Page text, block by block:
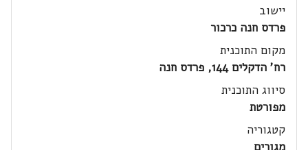
יישוב
פרדס חנה כרכור
מקום התוכנית
רח' הדקלים 144, פרדס חנה
סיווג התוכנית
מפורטת
קטגוריה